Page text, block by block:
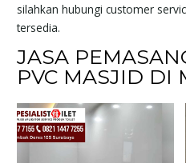
silahkan hubungi customer
tersedia.
JASA
PVC MASJID DI